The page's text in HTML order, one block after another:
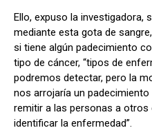
Ello, expuso la investigadora,
mediante esta gota de
si tiene algún padecimiento
tipo de cáncer, “tipos de
podremos detectar, pero la
nos arrojaría un
remitir a las personas a
identificar la enfermedad”.